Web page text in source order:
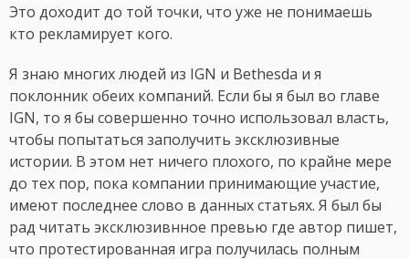
Это доходит до той точки, что уже не понимаешь
кто рекламирует кого.
Я знаю многих людей из IGN и Bethesda и я
поклонник обеих компаний. Если бы я был во главе
IGN, то я бы совершенно точно использовал власть,
чтобы попытаться заполучить эксклюзивные
истории. В этом нет ничего плохого, по крайне мере
до тех пор, пока компании принимающие участие,
имеют последнее слово в данных статьях. Я был бы
рад читать эксклюзивнное превью где автор пишет,
что протестированная игра получилась полным